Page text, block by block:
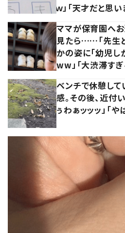
ｗ」「天才だと思い
ママが保育園へ
見たら……「先生
かの姿に「幼児
ww」「大渋滞すぎ
ベンチで休憩し
感。その後、近付
ぅわぁッッッ」「